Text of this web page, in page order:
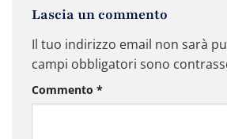
Lascia un commento
Il tuo indirizzo email non sarà
campi obbligatori sono
Commento *